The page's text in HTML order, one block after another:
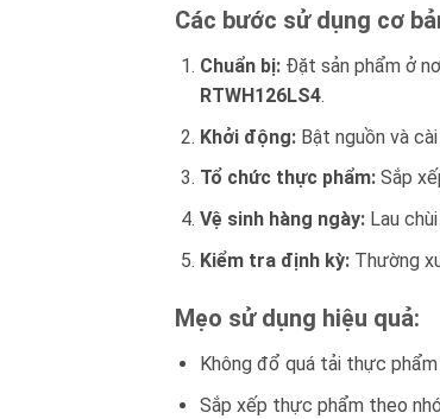
Các bước sử dụng cơ
Chuẩn bị:Đặt sản phẩm ở
RTWH126LS4.
Khởi động:Bật nguồn và
Tổ chức thực phẩm:Sắp
Vệ sinh hàng ngày:Lau
Kiểm tra định kỳ:Thường
Mẹo sử dụng hiệu quả:
Không đổ quá tải thực
Sắp xếp thực phẩm theo